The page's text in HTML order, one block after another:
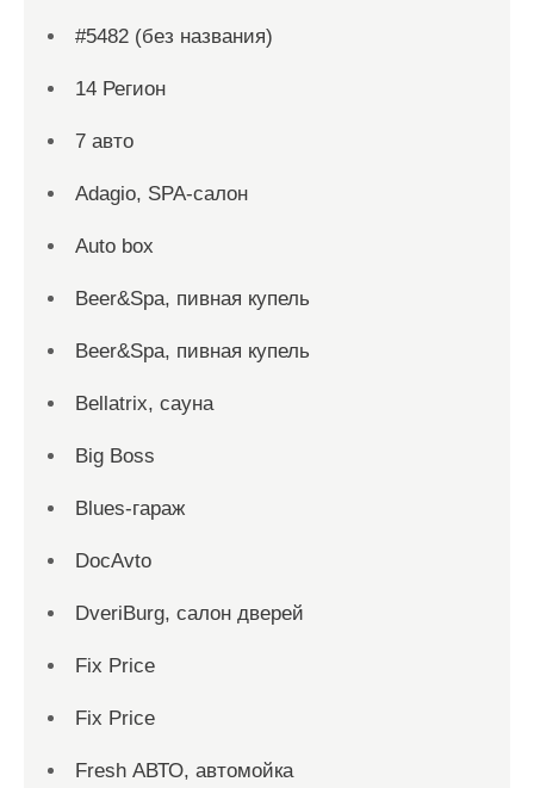
#5482 (без названия)
14 Регион
7 авто
Adagio, SPA-салон
Auto box
Beer&Spa, пивная купель
Beer&Spa, пивная купель
Bellatrix, сауна
Big Boss
Blues-гараж
DocAvto
DveriBurg, салон дверей
Fix Price
Fix Price
Fresh АВТО, автомойка